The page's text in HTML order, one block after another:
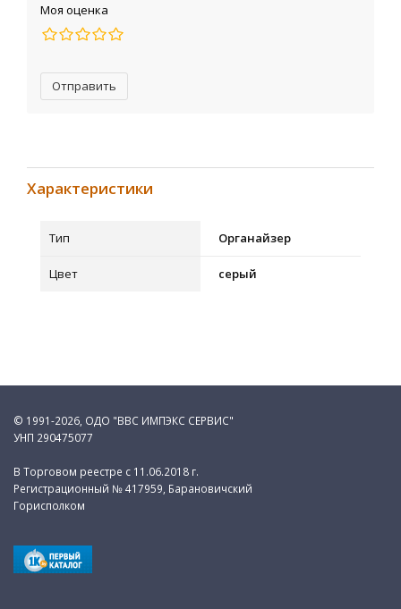
Моя оценка
Отправить
Характеристики
Тип Органайзер
Цвет серый
© 1991-2026, ОДО "ВВС ИМПЭКС СЕРВИС"
УНП 290475077
В Торговом реестре с 11.06.2018 г.
Регистрационный № 417959, Барановичский
Горисполком